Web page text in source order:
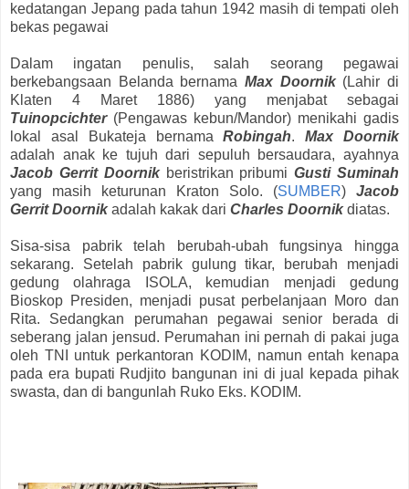
kedatangan Jepang pada tahun 1942 masih di tempati oleh
bekas pegawai
Dalam ingatan penulis, salah seorang pegawai
berkebangsaan Belanda bernama Max Doornik (Lahir di
Klaten 4 Maret 1886) yang menjabat sebagai
Tuinopcichter (Pengawas kebun/Mandor) menikahi gadis
lokal asal Bukateja bernamaRobingah.Max Doornik
adalah anak ke tujuh dari sepuluh bersaudara, ayahnya
Jacob Gerrit Doornik beristrikan pribumiGusti Suminah
yang masih keturunan Kraton Solo. (SUMBER) Jacob
Gerrit Doornikadalah kakak dari Charles Doornikdiatas.
Sisa-sisa pabrik telah berubah-ubah fungsinya hingga
sekarang. Setelah pabrik gulung tikar, berubah menjadi
gedung olahraga ISOLA, kemudian menjadi gedung
Bioskop Presiden, menjadi pusat perbelanjaan Moro dan
Rita. Sedangkan perumahan pegawai senior berada di
seberang jalan jensud. Perumahan ini pernah di pakai juga
oleh TNI untuk perkantoran KODIM, namun entah kenapa
pada era bupati Rudjito bangunan ini di jual kepada pihak
swasta, dan di bangunlah Ruko Eks. KODIM.